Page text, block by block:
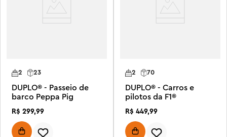
2 23
DUPLO® - Passeio de
barco Peppa Pig
R$ 299,99
2 70
DUPLO® - Carros e
pilotos da F1®
R$ 449,99